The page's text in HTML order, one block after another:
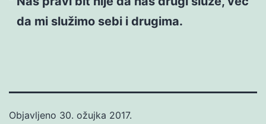
da mi služimo sebi i drugima.
Objavljeno 30. ožujka 2017.